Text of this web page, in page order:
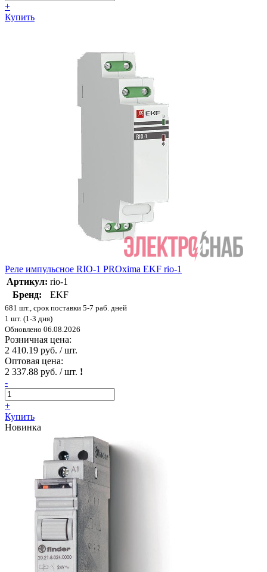
+
Купить
Реле импульсное RIO-1 PROxima EKF rio-1
Артикул: rio-1
Бренд:
EKF
681 шт., срок поставки 5-7 раб. дней
1 шт. (1-3 дня)
Обновлено 06.08.2026
Розничная цена:
2 410.19 руб. / шт.
Оптовая цена:
2 337.88 руб. / шт. !
-
+
Купить
Новинка